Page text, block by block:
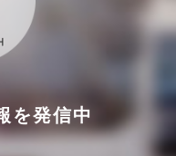
を発信中